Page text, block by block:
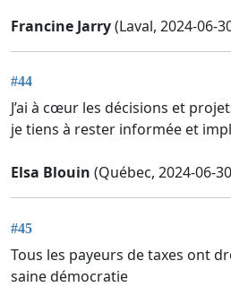
Francine Jarry(Laval, 2024-06-
#44
J’ai à cœur les décisions et
je tiens à rester informée et
Elsa Blouin (Québec, 2024-06-
#45
Tous les payeurs de taxes ont
saine démocratie